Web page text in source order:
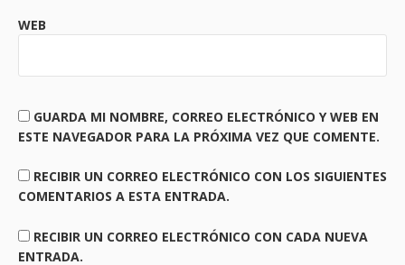
WEB
GUARDA MI NOMBRE, CORREO ELECTRÓNICO Y WEB EN
ESTE NAVEGADOR PARA LA PRÓXIMA VEZ QUE COMENTE.
RECIBIR UN CORREO ELECTRÓNICO CON LOS SIGUIENTES
COMENTARIOS A ESTA ENTRADA.
RECIBIR UN CORREO ELECTRÓNICO CON CADA NUEVA
ENTRADA.